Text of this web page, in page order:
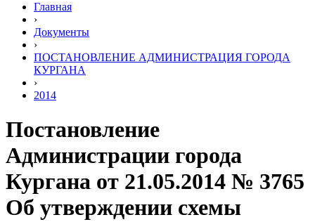
Главная
›
Документы
›
ПОСТАНОВЛЕНИЕ АДМИНИСТРАЦИЯ ГОРОДА
КУРГАНА
›
2014
Постановление
Администрации города
Кургана от 21.05.2014 № 3765
Об утверждении схемы